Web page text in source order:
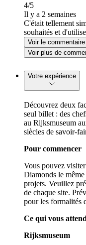
4/5
Il y a 2 semaines
C'était tellement
souhaités et
Voir le
Voir plus de
Votre expérience
Découvrez deux
seul billet : des
au Rijksmuseum
siècles de savoir-
Pour commencer
Vous pouvez
Diamonds le
projets. Veuillez
de chaque site.
pour les formalités
Ce qui vous attend
Rijksmuseum